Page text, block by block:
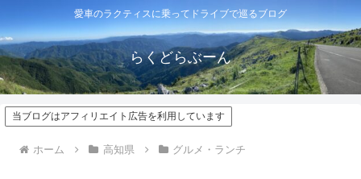
愛車のラクティスに乗ってドライブで巡るブログ
らくどらぶーん
当ブログはアフィリエイト広告を利用しています
ホーム 高知県 グルメ・ランチ